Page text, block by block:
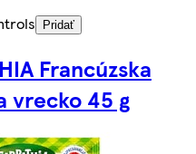
Pridať
Francúzska
vrecko 45 g